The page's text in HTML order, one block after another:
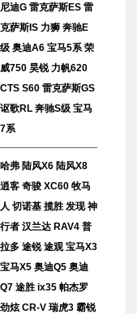
尼迪G 雷克萨斯ES 雷
克萨斯IS 力狮 奔驰E
级 奥迪A6 宝马5系 荣
威750 昊锐 力帆620
CTS S60 雷克萨斯GS
讴歌RL 奔驰S级 宝马
7系
哈弗 陆风X6 陆风X8
逍客 奇骏 XC60 牧马
人 切诺基 揽胜 发现 神
行者 汉兰达 RAV4 普
拉多 途锐 途观 宝马X3
宝马X5 奥迪Q5 奥迪
Q7 途胜 ix35 帕杰罗
劲炫 CR-V 瑞虎3 霸锐